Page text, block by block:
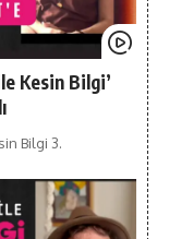
Kesin Bilgi’
Bilgi 3.